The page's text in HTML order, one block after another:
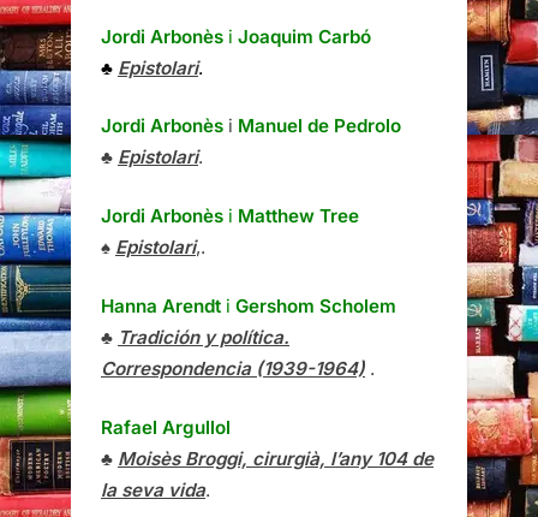
Jordi Arbonès i Joaquim Carbó
♣ Epistolari.
Jordi Arbonès i Manuel de Pedrolo
♣ Epistolari.
Jordi Arbonès i Matthew Tree
♠ Epistolari,.
Hanna Arendt i Gershom Scholem
♣ Tradición y política.
Correspondencia (1939-1964) .
Rafael Argullol
♣ Moisès Broggi, cirurgià, l’any 104 de
la seva vida.